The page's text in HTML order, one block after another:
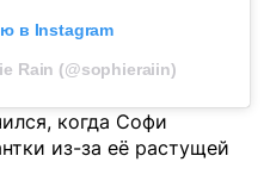
в Instagram
Rain (@sophieraiin)
когда Софи
из-за её растущей